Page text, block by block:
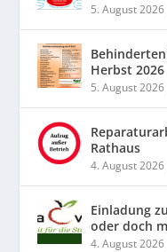
5. August 2026
Herbst 2026
5. August 2026
Rathaus
4. August 2026
Einladung
oder doch
4. August 2026